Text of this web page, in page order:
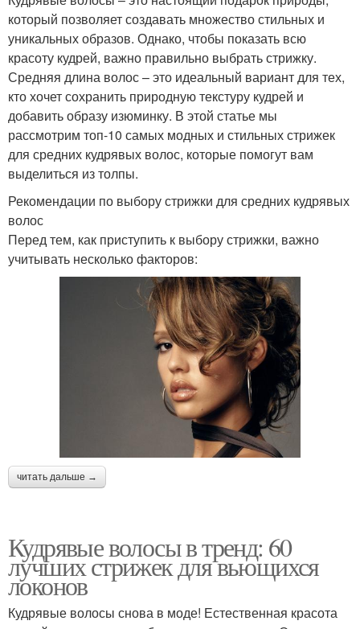
который позволяет создавать множество стильных и
уникальных образов. Однако, чтобы показать всю
красоту кудрей, важно правильно выбрать стрижку.
Средняя длина волос – это идеальный вариант для тех,
кто хочет сохранить природную текстуру кудрей и
добавить образу изюминку. В этой статье мы
рассмотрим топ-10 самых модных и стильных стрижек
для средних кудрявых волос, которые помогут вам
выделиться из толпы.
Рекомендации по выбору стрижки для средних кудрявых
волос
Перед тем, как приступить к выбору стрижки, важно
учитывать несколько факторов:
читать дальше →
Кудрявые волосы в тренд: 60
лучших стрижек для вьющихся
локонов
Кудрявые волосы снова в моде! Естественная красота